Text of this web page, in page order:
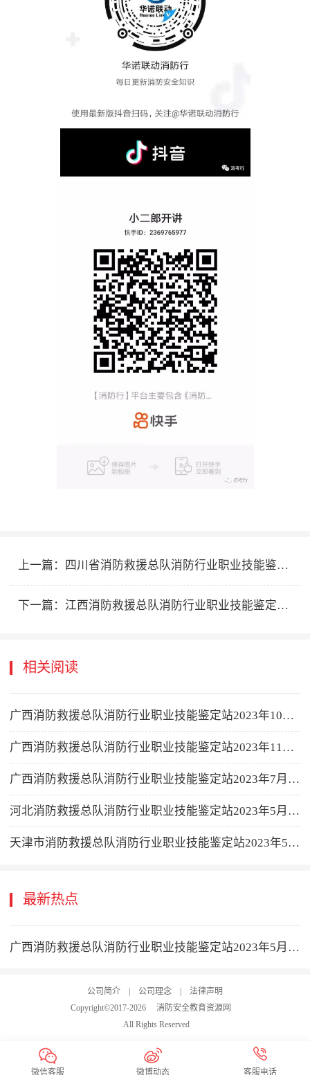
上一篇： 四川省消防救援总队消防行业职业技能鉴定站2023年5月消防设施操作员职业技能鉴定考试公告
下一篇： 江西消防救援总队消防行业职业技能鉴定站2023年5月消防设施操作员职业技能鉴定公告
相关阅读
广西消防救援总队消防行业职业技能鉴定站2023年10月消防设施操作员职业技能鉴定公告
广西消防救援总队消防行业职业技能鉴定站2023年11月消防设施操作员职业技能鉴定公告
广西消防救援总队消防行业职业技能鉴定站2023年7月消防设施操作员职业技能鉴定公告
河北消防救援总队消防行业职业技能鉴定站2023年5月消防设施操作员职业技能鉴定公告
天津市消防救援总队消防行业职业技能鉴定站2023年5月消防设施操作员职业技能鉴定公告
最新热点
广西消防救援总队消防行业职业技能鉴定站2023年5月消防设施操作员职业技能鉴定公告
公司简介 公司理念
法律声明
Copyright©2017-2026
消防安全教育资源网
.All Rights Reserved
微信客服 微博动态 客服电话